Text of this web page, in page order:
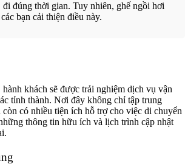
đúng thời gian. Tuy nhiên, ghế ngồi hơi
bạn cải thiện điều này.
hành khách sẽ được trải nghiệm dịch vụ vận
tỉnh thành. Nơi đây không chỉ tập trung
có nhiều tiện ích hỗ trợ cho việc di chuyển
thông tin hữu ích và lịch trình cập nhật